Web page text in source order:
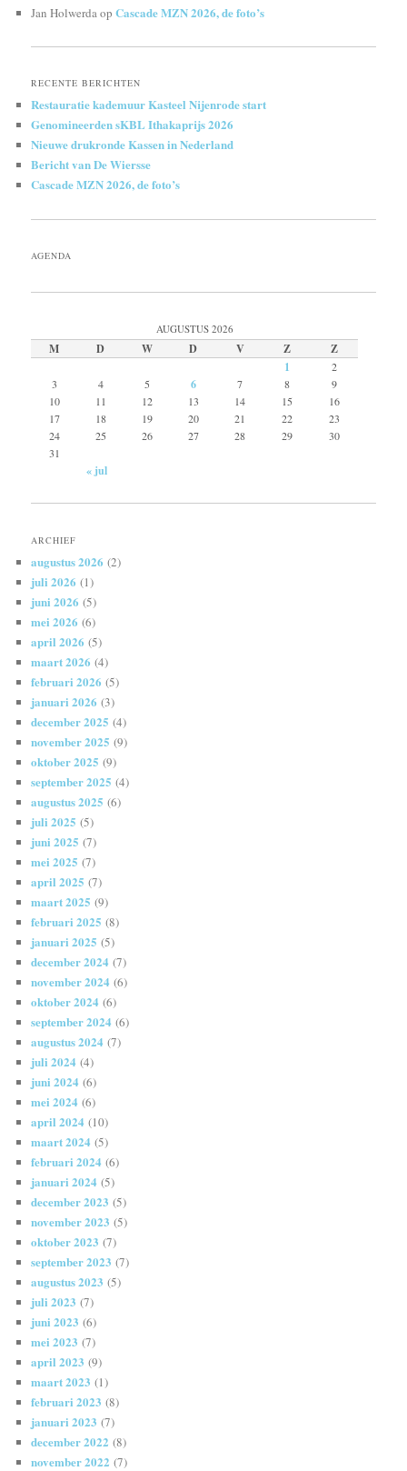
Jan HolwerdaopCascade MZN 2026, de foto’s
RECENTE BERICHTEN
Restauratie kademuur Kasteel Nijenrode start
Genomineerden sKBL Ithakaprijs 2026
Nieuwe drukronde Kassen in Nederland
Bericht van De Wiersse
Cascade MZN 2026, de foto’s
AGENDA
AUGUSTUS 2026
M D W D V Z
Z
1
2
3
4 5 6 7 8
9
10
11 12 13 14 15
16
17
18 19 20 21 22
23
24
25 26 27 28 29
30
31
« jul
ARCHIEF
augustus 2026 (2)
juli 2026 (1)
juni 2026 (5)
mei 2026 (6)
april 2026 (5)
maart 2026 (4)
februari 2026 (5)
januari 2026 (3)
december 2025 (4)
november 2025 (9)
oktober 2025 (9)
september 2025 (4)
augustus 2025 (6)
juli 2025 (5)
juni 2025 (7)
mei 2025 (7)
april 2025 (7)
maart 2025 (9)
februari 2025 (8)
januari 2025 (5)
december 2024 (7)
november 2024 (6)
oktober 2024 (6)
september 2024 (6)
augustus 2024 (7)
juli 2024 (4)
juni 2024 (6)
mei 2024 (6)
april 2024 (10)
maart 2024 (5)
februari 2024 (6)
januari 2024 (5)
december 2023 (5)
november 2023 (5)
oktober 2023 (7)
september 2023 (7)
augustus 2023 (5)
juli 2023 (7)
juni 2023 (6)
mei 2023 (7)
april 2023 (9)
maart 2023 (1)
februari 2023 (8)
januari 2023 (7)
december 2022 (8)
november 2022 (7)